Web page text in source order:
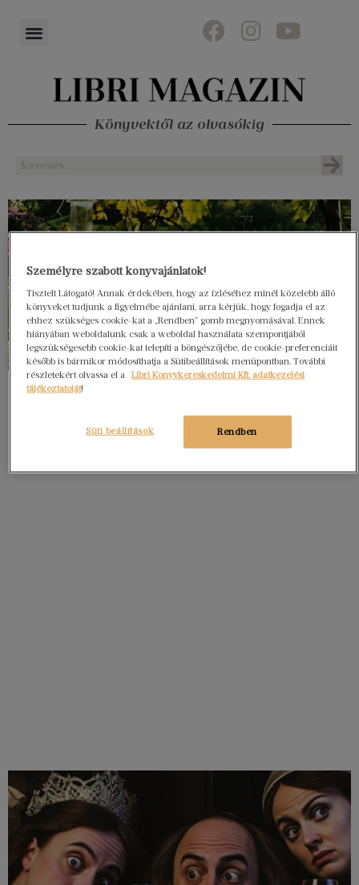
Könyvektől az olvasókig
Személyre szabott könyvajánlatok!
Tisztelt Látogató! Annak érdekében, hogy az ízléséhez minél közelebb álló
könyveket tudjunk a figyelmébe ajánlani, arra kérjük, hogy fogadja el az
ehhez szükséges cookie-kat a „Rendben” gomb megnyomásával. Ennek
hiányában weboldalunk csak a weboldal használata szempontjából
legszükségesebb cookie-kat telepíti a böngészőjébe, de cookie-preferenciáit
később is bármikor módosíthatja a Sütibeállítások menüpontban. További
részletekért olvassa el a
Libri Könyvkereskedelmi Kft. adatkezelési
tájékoztatóját!
Rendben
Süti beállítások